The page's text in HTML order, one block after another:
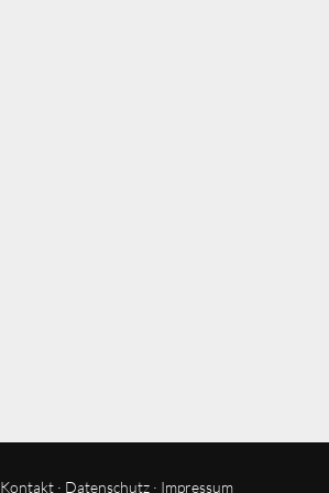
Kontakt · Datenschutz · Impressum